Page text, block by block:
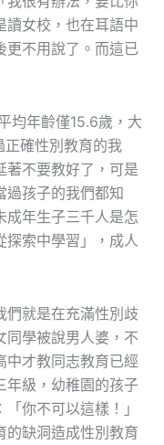
讀女校，也在耳語中
更不用說了。而這已
均年齡僅15.6歲，大
正確性別教育的我
著不要教好了，可是
過孩子的我們都知
成年生子三千人是怎
探索中學習」，成人
們就是在充滿性別歧
同學被說男人婆，不
中才教同志教育已經
年級，幼稚園的孩子
你不可以這樣！」
的缺洞造成性別教育